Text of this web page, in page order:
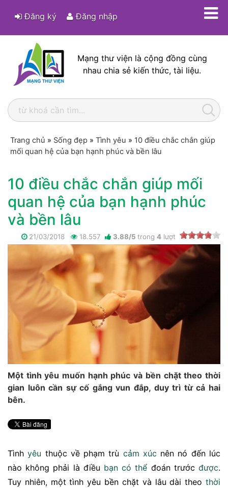
Đăng ký Đăng nhập
Mạng thư viện là cộng đồng cùng
nhau chia sẻ kiến thức, tài liệu.
Trang chủ » Sống đẹp » Tình yêu » 10 điều chắc chắn giúp
mối quan hệ của bạn hạnh phúc và bền lâu
10 điều chắc chắn giúp mối
quan hệ của bạn hạnh phúc
và bền lâu
21/03/2018 18.557 3.88/5 trong 4 lượt
Một tình yêu muốn hạnh phúc và bền chặt theo thời
gian luôn cần sự cố gắng vun đắp, duy trì từ cả hai
bên.
Tìnhyêu thuộc về phạm trù cảm xúc nên nó đến lúc
nào không phải là điều bạn có thể đoán trướcđược.
Tuy nhiên, một tình yêu bền chặt và lâu dài theo thời